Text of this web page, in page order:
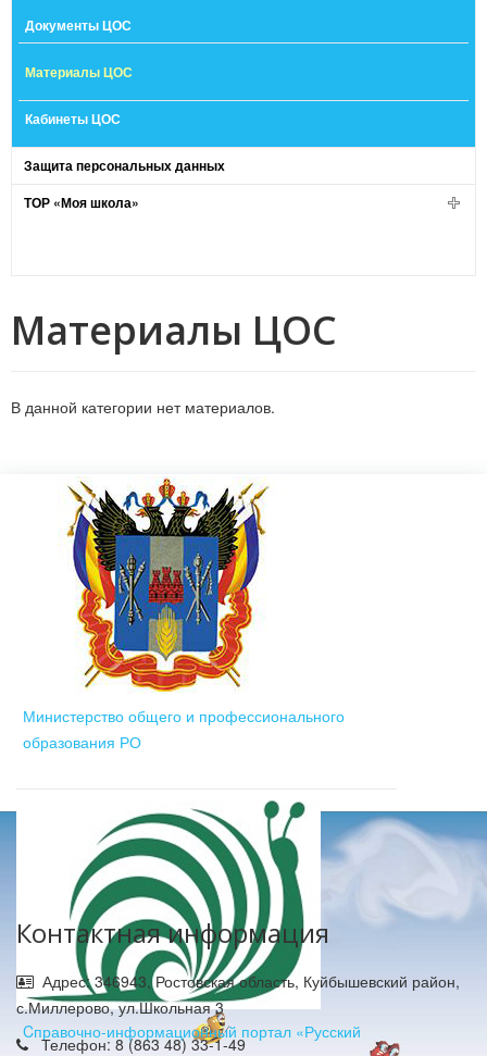
Документы ЦОС
Материалы ЦОС
Кабинеты ЦОС
Защита персональных данных
ТОР «Моя школа»
Материалы ЦОС
В данной категории нет материалов.
Министерство общего и профессионального
образования РО
Cправочно-информационный портал «Русский
Контактная информация
Адрес: 346943, Ростовская область, Куйбышевский район,
с.Миллерово, ул.Школьная 3
Телефон: 8 (863 48) 33-1-49